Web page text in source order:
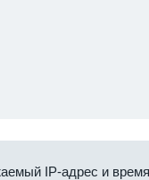
IP-адрес и